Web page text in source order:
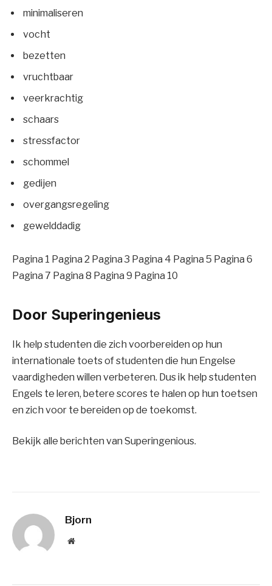
minimaliseren
vocht
bezetten
vruchtbaar
veerkrachtig
schaars
stressfactor
schommel
gedijen
overgangsregeling
gewelddadig
Pagina 1 Pagina 2 Pagina 3 Pagina 4 Pagina 5 Pagina 6
Pagina 7 Pagina 8 Pagina 9 Pagina 10
Door Superingenieus
Ik help studenten die zich voorbereiden op hun
internationale toets of studenten die hun Engelse
vaardigheden willen verbeteren. Dus ik help studenten
Engels te leren, betere scores te halen op hun toetsen
en zich voor te bereiden op de toekomst.
Bekijk alle berichten van Superingenious.
Bjorn
Website